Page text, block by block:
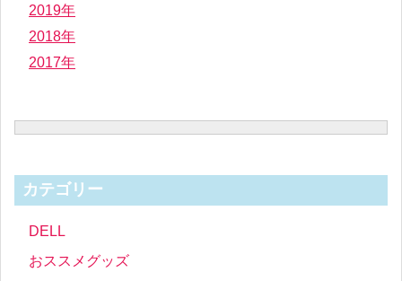
2019年
2018年
2017年
カテゴリー
DELL
おススメグッズ